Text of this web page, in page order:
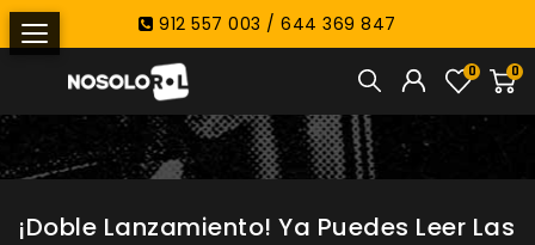
912 557 003 / 644 369 847
0
0
¡Doble Lanzamiento! Ya Puedes Leer Las